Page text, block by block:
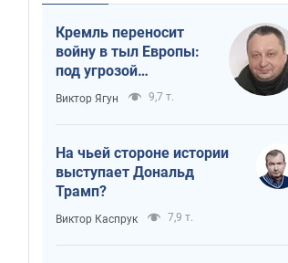
Кремль переносит
войну в тыл Европы:
под угрозой
критическая
логистика
Виктор Ягун 9,7 т.
На чьей стороне истории
выступает Дональд
Трамп?
Виктор Каспрук 7,9 т.